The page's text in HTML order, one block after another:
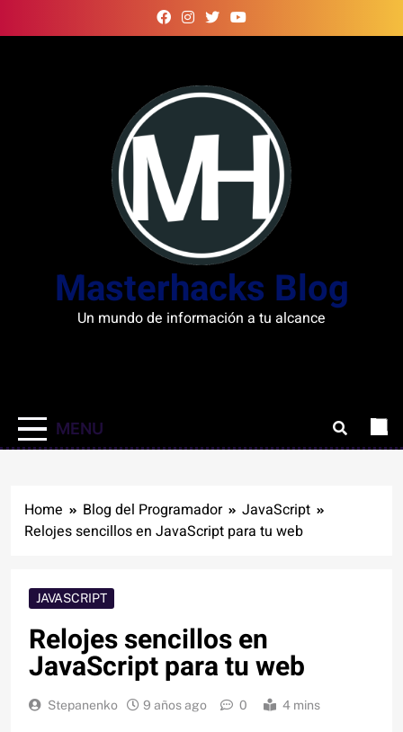
to
Masterhacks Blog
Un mundo de información a tu alcance
MENU
Home Blog del Programador
JavaScript
Relojes sencillos en JavaScript para tu web
JAVASCRIPT
Relojes sencillos en
JavaScript para tu web
Stepanenko 9 años ago 0 4 mins